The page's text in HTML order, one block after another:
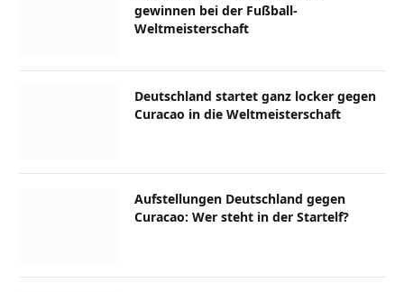
gewinnen bei der Fußball-
Weltmeisterschaft
Deutschland startet ganz locker gegen
Curacao in die Weltmeisterschaft
Aufstellungen Deutschland gegen
Curacao: Wer steht in der Startelf?